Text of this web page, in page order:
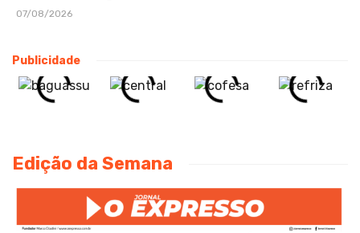
07/08/2026
Publicidade
Edição da Semana